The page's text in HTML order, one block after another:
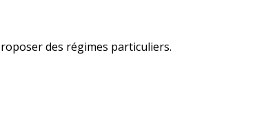
des régimes particuliers.